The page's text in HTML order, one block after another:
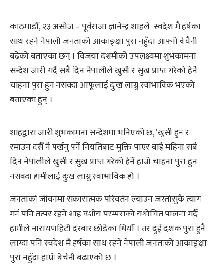
काठमाडौँ, २३ असोज – पूर्वराजा ज्ञानेन्द्र शाहले स्वदेश मै हर्षका
साथ रहने नेपाली जनताको आकाङ्क्षा पुरा नहुँदा आफ्नो बेचैनी
बढेको बताएका छन् । विजया दशमीको उपलक्ष्यमा शुभकामना
सन्देश जारी गर्दै सबै दिन नेपालीले खुसी र सुख प्राप्त गरेको हेर्ने
चाहना पुरा हुन नसक्दा आफूलाई दुःख लाग्नु स्वाभाविक भएको
बताएका हुन् ।
शाहद्वारा जारी शुभकामना सन्देशमा भनिएको छ, ‘खुसी हुन र
रमाउन दसैँ नै पर्खनु पर्ने नियतिबाट मुक्ति पाएर बाह्रै महिना सबै
दिन नेपालीले खुसी र सुख प्राप्त गरेको हेर्ने हाम्रो चाहना पुरा हुन
नसक्दा हामीलाई दुःख लाग्नु स्वाभाविक हो ।
जनताको जीवनमा सकारात्मक परिवर्तन ल्याउन जस्तोसुकै त्याग
गर्न पनि तत्पर रहने शाह वंशीय परम्पराको यथोचित पालना गर्दै
हामीले नारायणहिटी दरबार छोडेका थियौँ । तर दुई दशक पुरा हुनै
लाग्दा पनि स्वदेश मै हर्षका साथ रहने नेपाली जनताको आकाङ्क्षा
पुरा नहुँदा हाम्रो बेचैनी बढाएको छ ।